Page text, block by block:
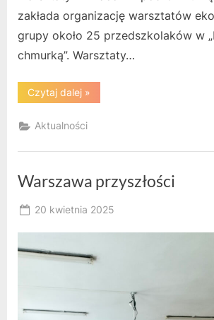
zakłada organizację warsztatów
grupy około 25 przedszkolaków w
chmurką”. Warsztaty…
Czytaj dalej“Edukacja
Ekologiczna
CKZiU”
»
Aktualności
Warszawa przyszłości
Posted
20 kwietnia 2025